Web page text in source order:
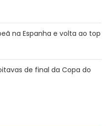
na Espanha e volta ao top
de final da Copa do